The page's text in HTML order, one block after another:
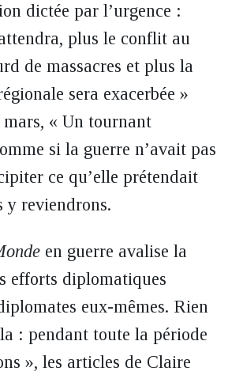
dictée par l’urgence :
plus le conflit au
de massacres et plus la
sera exacerbée »
« Un tournant
si la guerre n’avait pas
ce qu’elle prétendait
y reviendrons.
en guerre avalise la
efforts diplomatiques
eux-mêmes. Rien
: pendant toute la période
», les articles de Claire